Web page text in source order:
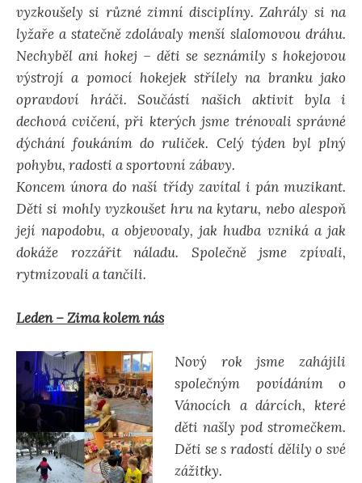
vyzkoušely si různé zimní disciplíny. Zahrály si na
lyžaře a statečně zdolávaly menší slalomovou dráhu.
Nechyběl ani hokej – děti se seznámily s hokejovou
výstrojí a pomocí hokejek střílely na branku jako
opravdoví hráči. Součástí našich aktivit byla i
dechová cvičení, při kterých jsme trénovali správné
dýchání foukáním do ruliček. Celý týden byl plný
pohybu, radosti a sportovní zábavy.
Koncem února do naší třídy zavítal i pán muzikant.
Děti si mohly vyzkoušet hru na kytaru, nebo alespoň
její napodobu, a objevovaly, jak hudba vzniká a jak
dokáže rozzářit náladu. Společně jsme zpívali,
rytmizovali a tančili.
Leden – Zima kolem nás
Nový rok jsme zahájili
společným povídáním o
Vánocích a dárcích, které
děti našly pod stromečkem.
Děti se s radostí dělily o své
zážitky.